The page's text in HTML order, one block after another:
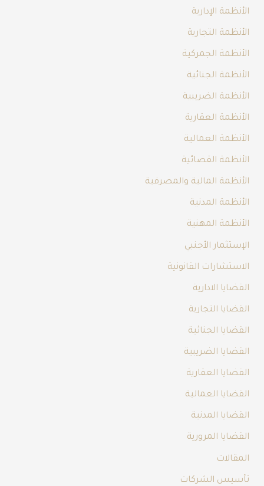
الأنظمة الإدارية
الأنظمة التجارية
الأنظمة الجمركية
الأنظمة الجنائية
الأنظمة الضريبية
الأنظمة العقارية
الأنظمة العمالية
الأنظمة القضائية
الأنظمة المالية والمصرفية
الأنظمة المدنية
الأنظمة المهنية
الإستثمار الأجنبي
الاستشارات القانونية
القضايا الادارية
القضايا التجارية
القضايا الجنائية
القضايا الضريبية
القضايا العقارية
القضايا العمالية
القضايا المدنية
القضايا المرورية
المقالات
تأسيس الشركات